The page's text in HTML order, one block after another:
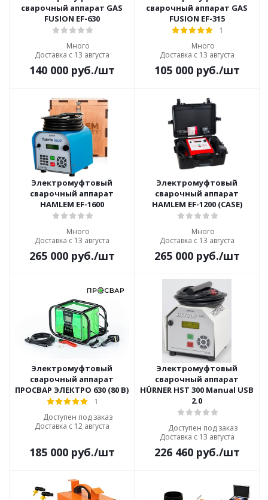
сварочный аппарат GAS
FUSION EF-630
Много
Доставка с 13 августа
140 000руб./шт
сварочный аппарат GAS
FUSION EF-315
1
Много
Доставка с 13 августа
105 000руб./шт
Электромуфтовый
сварочный аппарат
HAMLEM EF-1600
Много
Доставка с 13 августа
265 000руб./шт
Электромуфтовый
сварочный аппарат
HAMLEM EF-1200 (CASE)
Много
Доставка с 13 августа
265 000руб./шт
Электромуфтовый
сварочный аппарат
ПРОСВАР ЭЛЕКТРО 630 (80 В)
1
Доступен под заказ
Доставка с 12 августа
185 000руб./шт
Электромуфтовый
сварочный аппарат
HÜRNER HST 300 Manual USB
2.0
Доступен под заказ
Доставка с 13 августа
226 460руб./шт